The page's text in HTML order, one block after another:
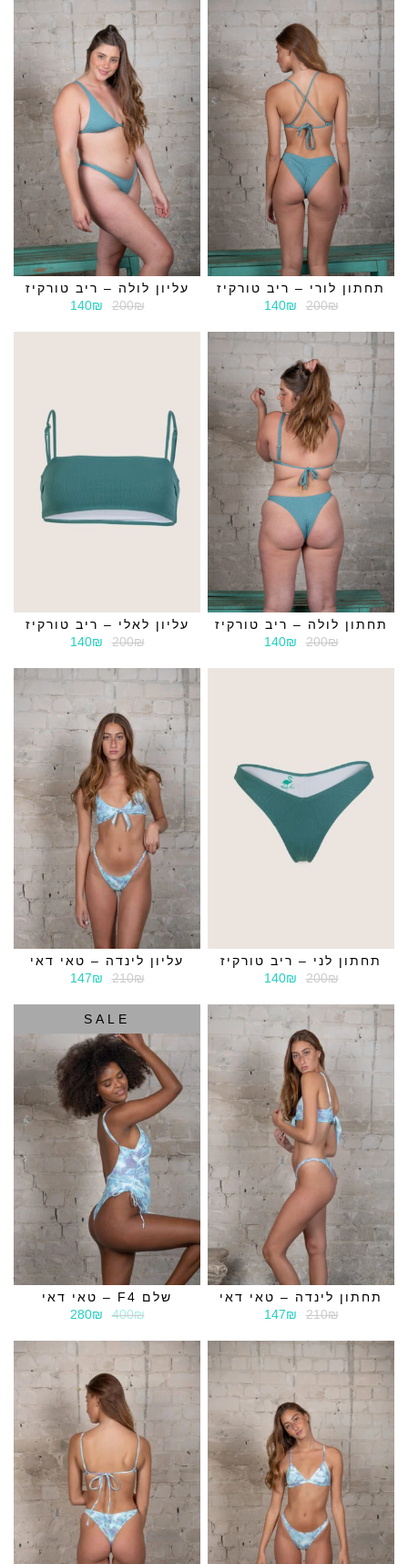
תחתון לורי – ריב טורקיז
200₪
140₪
עליון לולה – ריב טורקיז
200₪
140₪
תחתון לולה – ריב טורקיז
200₪
140₪
עליון לאלי – ריב טורקיז
200₪
140₪
תחתון לני – ריב טורקיז
200₪
140₪
עליון לינדה – טאי דאי
210₪
147₪
תחתון לינדה – טאי דאי
210₪
147₪
SALE
שלם F4 – טאי דאי
400₪
280₪